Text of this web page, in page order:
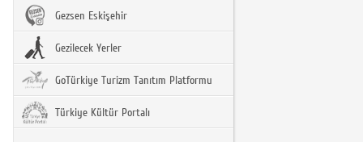
Gezsen Eskişehir
Gezilecek Yerler
GoTürkiye Turizm Tanıtım Platformu
Türkiye Kültür Portalı